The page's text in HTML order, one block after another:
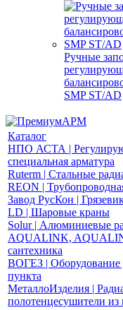
Ручные
SMP ST/AD
Каталог
НПО АСТА |
специальная арматура
Ruterm | Стальные
REON |
Завод РусКон |
LD | Шаровые краны
Solur | Алюминиевые
AQUALINK,
сантехника
ВОГЕЗ | Оборудование
пункта
МеталлоИзделия |
полотенцесушители